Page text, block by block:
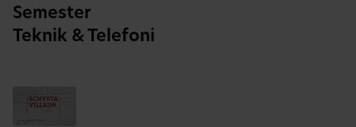
Semester
Teknik & Telefoni